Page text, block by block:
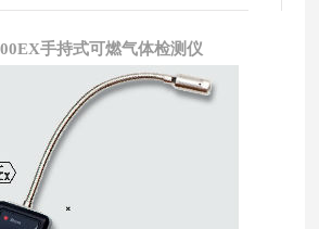
手持式可燃气体检测仪